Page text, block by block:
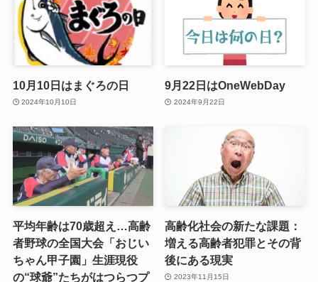
10月10日はまぐろの日
2024年10月10日
9月22日はOneWebDay
2024年9月22日
平均年齢は70歳超え…高齢
者野球の全国大会「おじい
ちゃん甲子園」生涯現役
の“球爺”たちがはつらつプ
高齢化社会の新たな課題：
増える高齢者犯罪とその背
後にある現実
2023年11月15日